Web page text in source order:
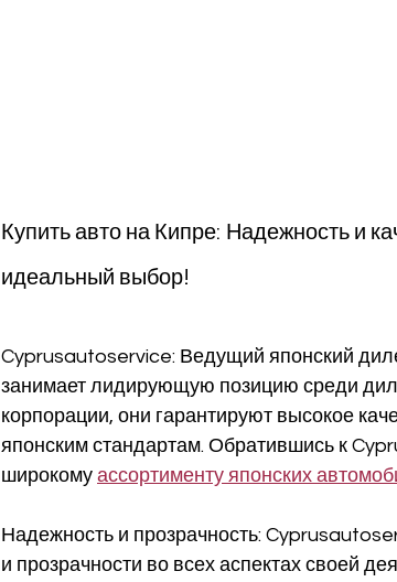
Купить авто на Кипре: Надежность и
идеальный выбор!
Cyprusautoservice: Ведущий японский
занимает лидирующую позицию среди
корпорации, они гарантируют высокое
японским стандартам. Обратившись к
широкому ассортименту японских
Надежность и прозрачность:
и прозрачности во всех аспектах своей